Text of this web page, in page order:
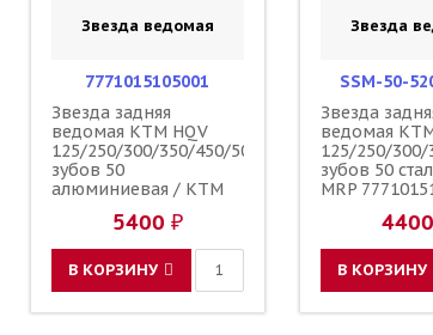
Звезда ведомая
7771015105001
Звезда задняя
ведомая KTM HQV
125/250/300/350/450/500
зубов 50
алюминиевая / KTM
5400 ₽
В КОРЗИНУ
Звезда
SSM-50-
Звезда
ведомая
125/250/300/
зубов 50
MRP
В КОРЗИНУ